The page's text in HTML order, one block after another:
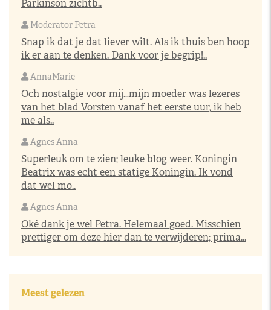
Parkinson zichtb..
Moderator Petra
Snap ik dat je dat liever wilt. Als ik thuis ben hoop
ik er aan te denken. Dank voor je begrip!..
AnnaMarie
Och nostalgie voor mij…mijn moeder was lezeres
van het blad Vorsten vanaf het eerste uur, ik heb
me als..
Agnes Anna
Superleuk om te zien; leuke blog weer. Koningin
Beatrix was echt een statige Koningin. Ik vond
dat wel mo..
Agnes Anna
Oké dank je wel Petra. Helemaal goed. Misschien
prettiger om deze hier dan te verwijderen; prima...
Meest gelezen